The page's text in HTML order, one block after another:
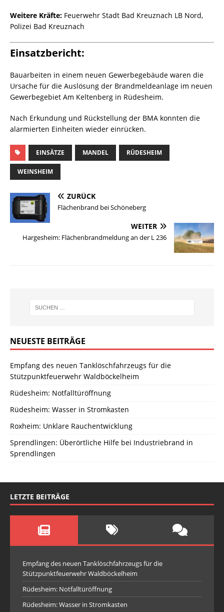
Weitere Kräfte: Feuerwehr Stadt Bad Kreuznach LB Nord,
Polizei Bad Kreuznach
Einsatzbericht:
Bauarbeiten in einem neuen Gewerbegebäude waren die
Ursache für die Auslösung der Brandmeldeanlage im neuen
Gewerbegebiet Am Keltenberg in Rüdesheim.
Nach Erkundung und Rückstellung der BMA konnten die
alarmierten Einheiten wieder einrücken.
EINSÄTZE MANDEL RÜDESHEIM
WEINSHEIM
ZURÜCK
Flächenbrand bei Schöneberg
WEITER
Hargesheim: Flächenbrandmeldung an der L 236
NEUESTE BEITRÄGE
Empfang des neuen Tanklöschfahrzeugs für die
Stützpunktfeuerwehr Waldböckelheim
Rüdesheim: Notfalltüröffnung
Rüdesheim: Wasser in Stromkasten
Roxheim: Unklare Rauchentwicklung
Sprendlingen: Überörtliche Hilfe bei Industriebrand in
Sprendlingen
LETZTE BEITRÄGE
Empfang des neuen Tanklöschfahrzeugs für die
Stützpunktfeuerwehr Waldböckelheim
Rüdesheim: Notfalltüröffnung
Rüdesheim: Wasser in Stromkasten